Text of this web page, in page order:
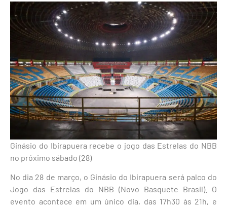
Ginásio do Ibirapuera recebe o jogo das Estrelas do NBB
no próximo sábado (28)
No dia 28 de março, o Ginásio do Ibirapuera será palco do
Jogo das Estrelas do NBB (Novo Basquete Brasil). O
evento acontece em um único dia, das 17h30 às 21h, e